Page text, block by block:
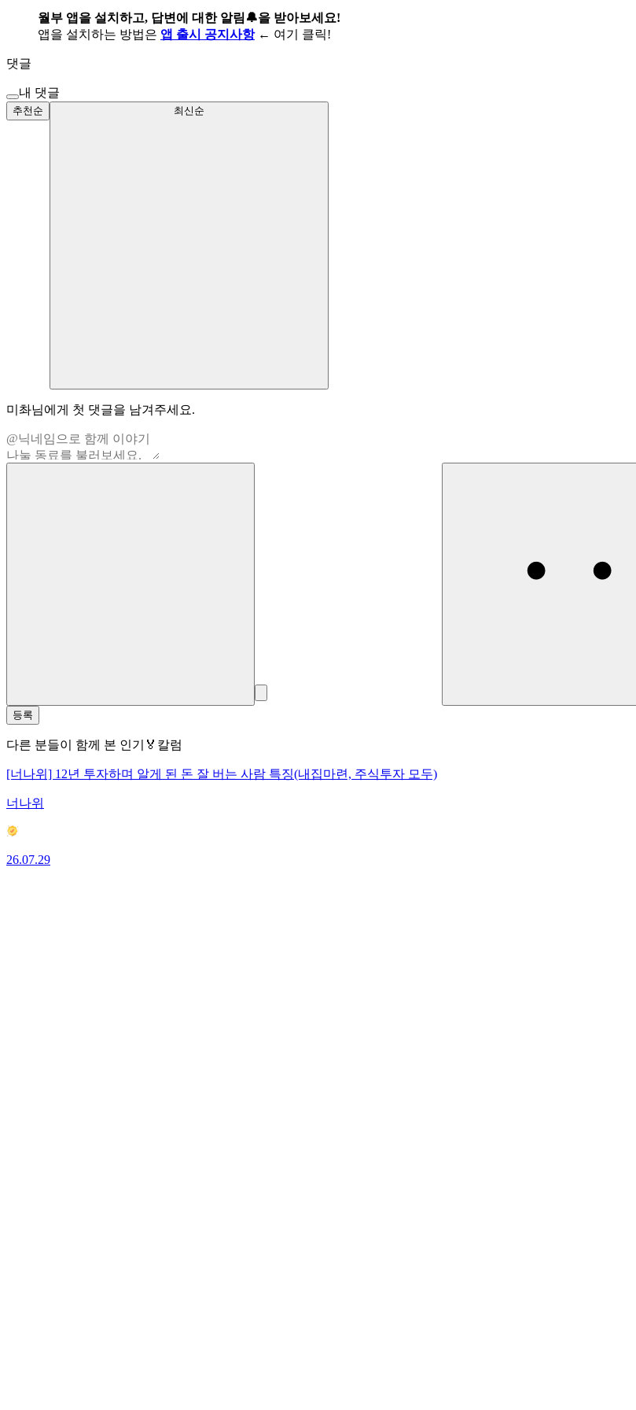
월부 앱을 설치하고, 답변에 대한 알림🔔을 받아보세요!
앱을 설치하는 방법은 앱 출시 공지사항← 여기 클릭!
댓글
내 댓글
추천순 최신순
미촤님에게 첫 댓글을 남겨주세요.
등록
다른 분들이 함께 본 인기🏅칼럼
[너나위] 12년 투자하며 알게 된 돈 잘 버는 사람 특징(내집마련, 주식투자 모두)
너나위
26.07.29